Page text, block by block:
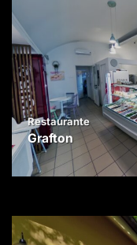
Restaurante
Grafton